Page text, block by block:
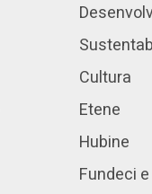
Cultura
Etene
Hubine
Fundeci